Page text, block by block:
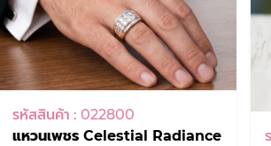
รหัสสินค้า : 022800
แหวนเพชร Celestial Radiance